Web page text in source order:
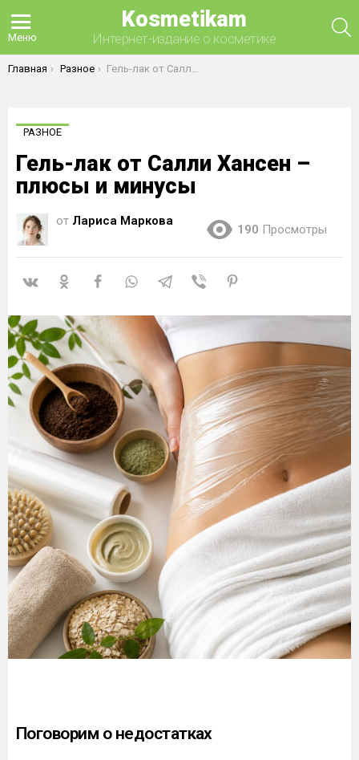
Меню
Kosmetikam
Интернет-издание о косметике
Вы здесь:
Главная Разное Гель-лак от Салли Хансен – плюсы и минусы
РАЗНОЕ
Гель-лак от Салли Хансен –
плюсы и минусы
от Лариса Маркова
190 Просмотры
Поговорим о недостатках